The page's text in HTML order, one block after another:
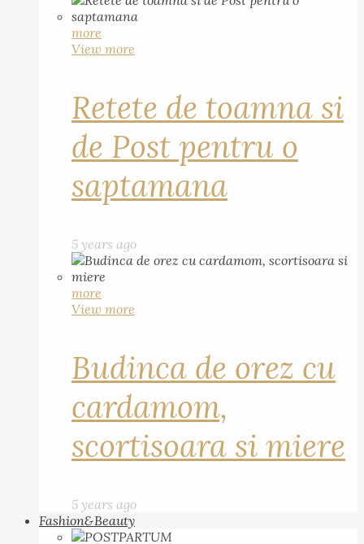
more
View more
Retete de toamna si
de Post pentru o
saptamana
5 years ago
more
View more
Budinca de orez cu
cardamom,
scortisoara si miere
5 years ago
Fashion&Beauty